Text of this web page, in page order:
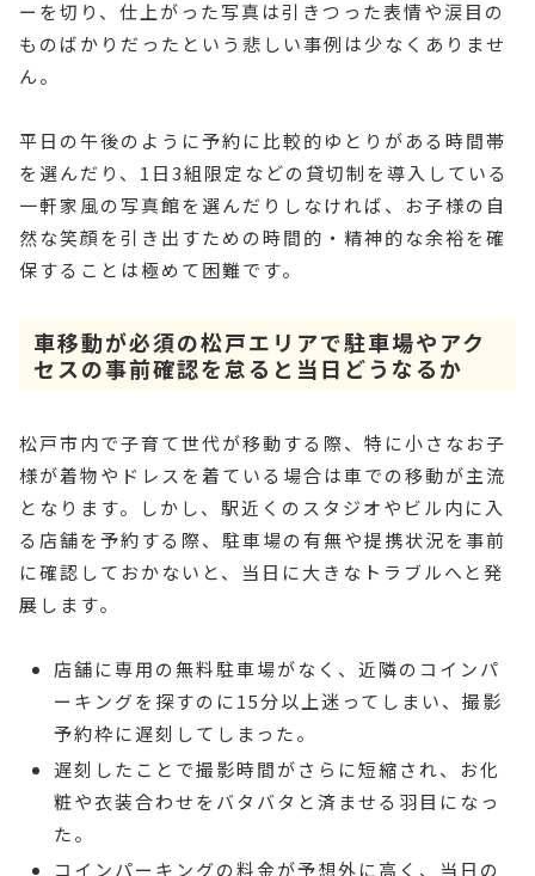
ーを切り、仕上がった写真は引きつった表情や涙目の
ものばかりだったという悲しい事例は少なくありませ
ん。
平日の午後のように予約に比較的ゆとりがある時間帯
を選んだり、1日3組限定などの貸切制を導入している
一軒家風の写真館を選んだりしなければ、お子様の自
然な笑顔を引き出すための時間的・精神的な余裕を確
保することは極めて困難です。
車移動が必須の松戸エリアで駐車場やアク
セスの事前確認を怠ると当日どうなるか
松戸市内で子育て世代が移動する際、特に小さなお子
様が着物やドレスを着ている場合は車での移動が主流
となります。しかし、駅近くのスタジオやビル内に入
る店舗を予約する際、駐車場の有無や提携状況を事前
に確認しておかないと、当日に大きなトラブルへと発
展します。
店舗に専用の無料駐車場がなく、近隣のコインパ
ーキングを探すのに15分以上迷ってしまい、撮影
予約枠に遅刻してしまった。
遅刻したことで撮影時間がさらに短縮され、お化
粧や衣装合わせをバタバタと済ませる羽目になっ
た。
コインパーキングの料金が予想外に高く、当日の